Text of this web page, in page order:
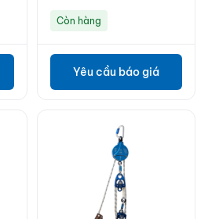
Còn hàng
Yêu cầu báo giá